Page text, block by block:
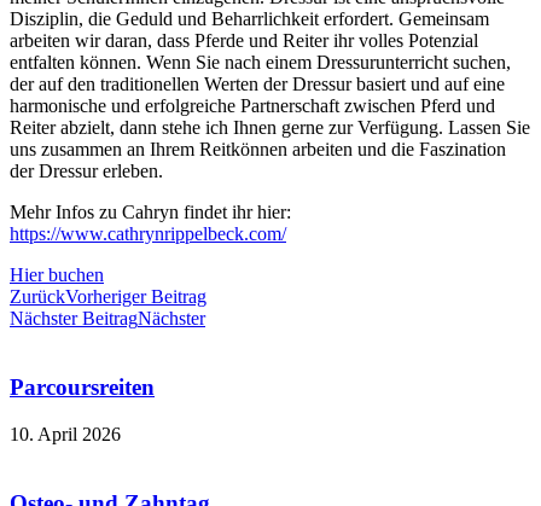
Disziplin, die Geduld und Beharrlichkeit erfordert. Gemeinsam
arbeiten wir daran, dass Pferde und Reiter ihr volles Potenzial
entfalten können. Wenn Sie nach einem Dressurunterricht suchen,
der auf den traditionellen Werten der Dressur basiert und auf eine
harmonische und erfolgreiche Partnerschaft zwischen Pferd und
Reiter abzielt, dann stehe ich Ihnen gerne zur Verfügung. Lassen Sie
uns zusammen an Ihrem Reitkönnen arbeiten und die Faszination
der Dressur erleben.
Mehr Infos zu Cahryn findet ihr hier:
https://www.cathrynrippelbeck.com/
Hier buchen
ZurückVorheriger Beitrag
Nächster BeitragNächster
Parcoursreiten
10. April 2026